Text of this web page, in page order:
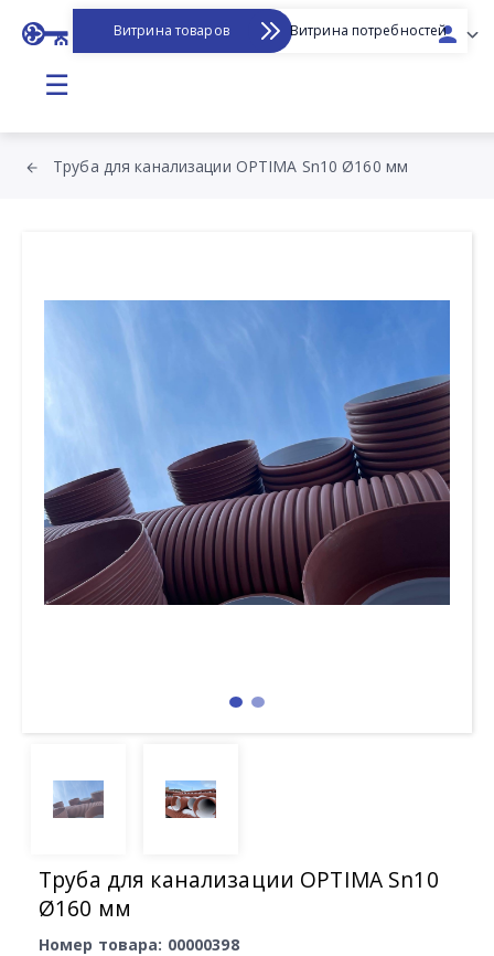
Витрина товаров Витрина потребностей
☰
Труба для канализации OPTIMA Sn10 Ø160 мм
Труба для канализации OPTIMA Sn10
Ø160 мм
Номер товара: 00000398